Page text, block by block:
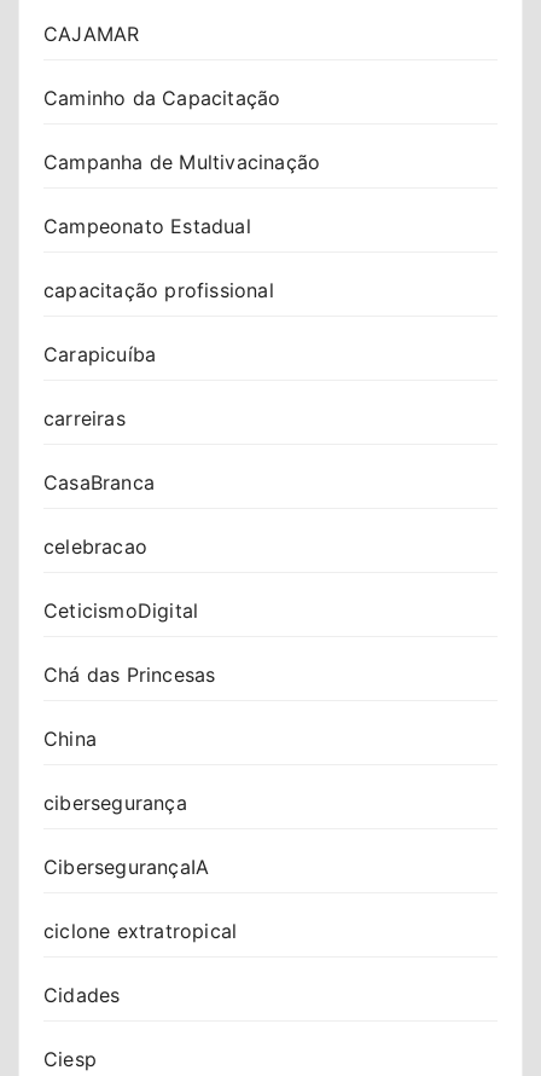
CAJAMAR
Caminho da Capacitação
Campanha de Multivacinação
Campeonato Estadual
capacitação profissional
Carapicuíba
carreiras
CasaBranca
celebracao
CeticismoDigital
Chá das Princesas
China
cibersegurança
CibersegurançaIA
ciclone extratropical
Cidades
Ciesp